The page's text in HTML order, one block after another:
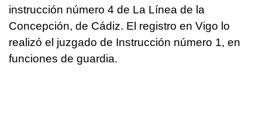
instrucción número 4 de La Línea de la
Concepción, de Cádiz. El registro en Vigo lo
realizó el juzgado de Instrucción número 1, en
funciones de guardia.